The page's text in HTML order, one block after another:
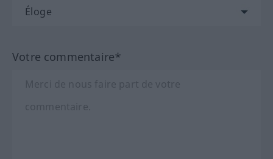
Votre commentaire*